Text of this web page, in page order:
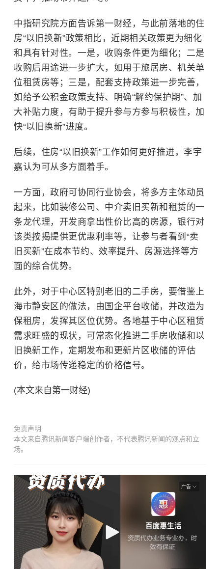
中指研究院方面告诉第一财经，与此前落地的住
房“以旧换新”政策相比，近期相关政策更为细化
和具有针对性。一是，收购条件更为细化；二是
收购后用途进一步扩大，如用于旅居房、机关单
位租赁房等；三是，配套支持政策进一步完善，
如给予公积金政策支持、明确“解约保护期”、加
大补贴力度，有助于提升参与方参与积极性，加
快“以旧换新”进度。
后续，住房“以旧换新”工作如何更好推进，李宇
嘉认为可从多方面着手。
一方面，政府可协同行业协会，将多方主体动员
起来，比如装修公司、中介卖旧买新和租赁的一
条龙代理，开发商拿出性价比高的房源，银行对
该类按揭提供更优惠利率等，让参与者看到“卖
旧买新”在成本节约、效率提升、房源选择等方
面的综合优势。
此外，对于中心区特别老旧的二手房，要借鉴上
海市静安区的做法，由国企平台收储，并改造为
保租房，发挥其区位优势。各地基于中心区租赁
需求旺盛的现状，可常态化推进二手房收储和以
旧换新工作，定期发布和更新片区收储的评估
价，给市场传递稳定的价格信号。
(本文来自第一财经)
免责声明
本文来自腾讯新闻客户端创作者，不代表腾讯新闻的观点和立
场。
广告